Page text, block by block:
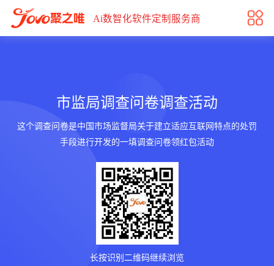
市监局调查问卷调查活动
Ai数智化软件定制服务商
市监局调查问卷调查活动
这个调查问卷是中国市场监督局关于建立适应互联网特点的处罚
手段进行开发的一填调查问卷领红包活动
长按识别二维码继续浏览